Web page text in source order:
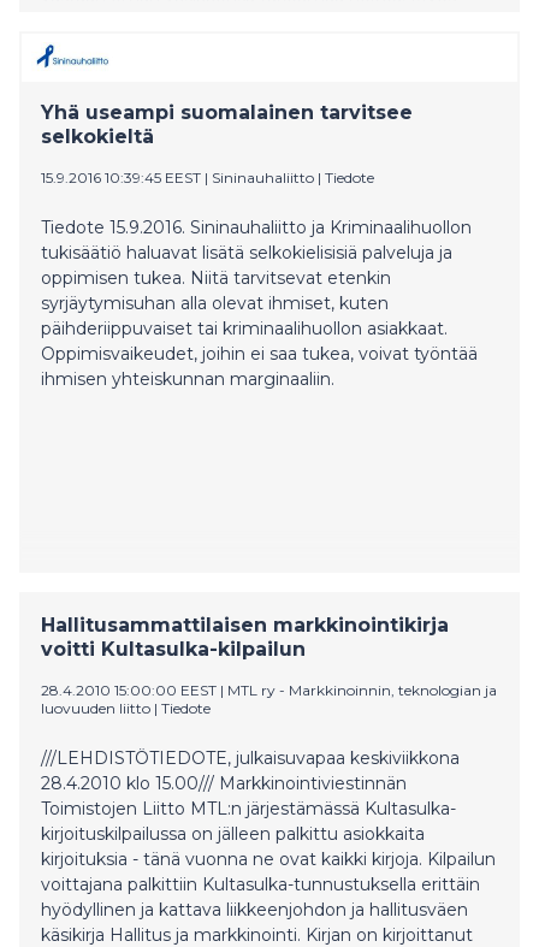
Tampereella juuri päättyneellä koulutuspilotilla
ratkottiin niistä yhtä: kuinka hoivatyöhön
nykyistä nopeammin hyvää suomen kieltä
edellyttäviin alan ammatteihin?
Yhä useampi suomalainen tarvitsee
selkokieltä
15.9.2016 10:39:45 EEST | Sininauhaliitto | Tiedote
Tiedote 15.9.2016. Sininauhaliitto ja Kriminaalihuollon
tukisäätiö haluavat lisätä selkokielisisiä palveluja ja
oppimisen tukea. Niitä tarvitsevat etenkin
syrjäytymisuhan alla olevat ihmiset, kuten
päihderiippuvaiset tai kriminaalihuollon asiakkaat.
Oppimisvaikeudet, joihin ei saa tukea, voivat työntää
ihmisen yhteiskunnan marginaaliin.
Hallitusammattilaisen markkinointikirja
voitti Kultasulka-kilpailun
28.4.2010 15:00:00 EEST | MTL ry - Markkinoinnin, teknologian ja
luovuuden liitto | Tiedote
///LEHDISTÖTIEDOTE, julkaisuvapaa keskiviikkona
28.4.2010 klo 15.00/// Markkinointiviestinnän
Toimistojen Liitto MTL:n järjestämässä Kultasulka-
kirjoituskilpailussa on jälleen palkittu asiokkaita
kirjoituksia - tänä vuonna ne ovat kaikki kirjoja. Kilpailun
voittajana palkittiin Kultasulka-tunnustuksella erittäin
hyödyllinen ja kattava liikkeenjohdon ja hallitusväen
käsikirja Hallitus ja markkinointi. Kirjan on kirjoittanut